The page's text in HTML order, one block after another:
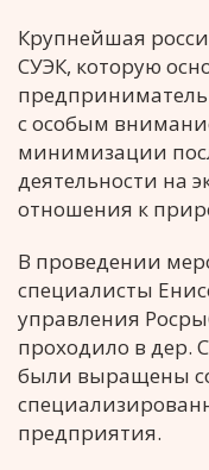
Крупнейшая
СУЭК, которую
с особым
минимизации
деятельности на
отношения к
В проведении
специалисты
управления
проходило в дер.
были выращены
предприятия.